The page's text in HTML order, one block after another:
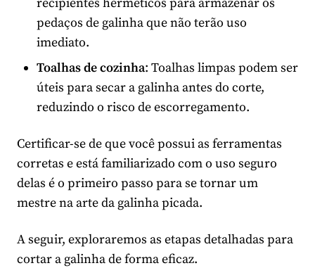
pedaços de galinha que não terão uso
imediato.
Toalhas de cozinha: Toalhas limpas podem ser
úteis para secar a galinha antes do corte,
reduzindo o risco de escorregamento.
Certificar-se de que você possui as ferramentas
corretas e está familiarizado com o uso seguro
delas é o primeiro passo para se tornar um
mestre na arte da galinha picada.
A seguir, exploraremos as etapas detalhadas para
cortar a galinha de forma eficaz.